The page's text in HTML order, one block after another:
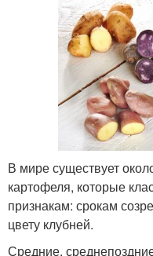
В мире существует
картофеля, которые
признакам: срокам
цвету клубней.
Средние,